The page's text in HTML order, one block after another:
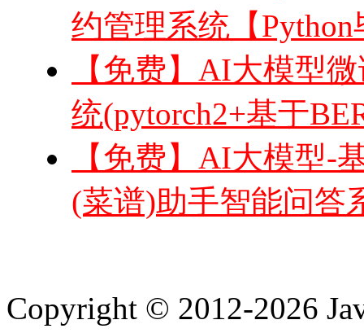
约管理系统【
【免费】AI大模型
统(pytorch2+基于
【免费】AI大模型-
(菜谱)助手智能问答
Copyright © 2012-2026